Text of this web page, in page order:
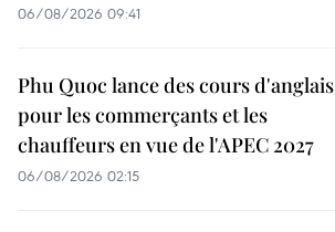
06/08/2026 09:41
Phu Quoc lance des cours d'anglais
pour les commerçants et les
chauffeurs en vue de l'APEC 2027
06/08/2026 02:15